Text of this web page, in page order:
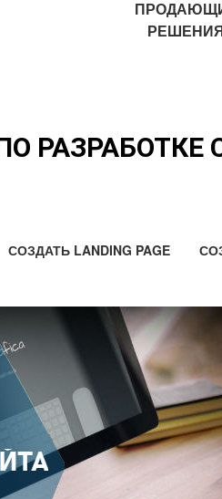
РАЗРАБОТКЕ
СОЗДАТЬ LANDING PAGE